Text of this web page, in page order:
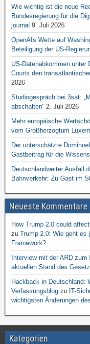
Wie wichtig ist die neue
Bundesregierung für die
journal 9. Juli 2026
OpenAIs Wette auf
Beteiligung der US-
US-Datenabkommen unter
Courts den
2026
Studiogespräch bei 3sat:
abschalten“ 2. Juli 2026
Mehr europäische
vom Großherzogtum
Der unterschätzte
Gastbeitrag für die
Deutschlandweiter Ausfall
Bahnverkehr: Zu Gast im
Neueste Kommentare
How Trump 2.0 could
zu Trump 2.0: Wie geht es
Framework?
Interview mit der ARD
aktuellen Stand des
Hackback in Deutschland:
Verfassungsblog zu IT-
wichtigsten Änderungen
Kategorien